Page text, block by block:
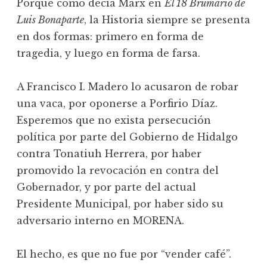
Porque como decía Marx enEl 18 Brumario de
Luis Bonaparte, la Historia siempre se presenta
en dos formas: primero en forma de
tragedia, y luego en forma de farsa.
A Francisco I. Madero lo acusaron de robar
una vaca, por oponerse a Porfirio Díaz.
Esperemos que no exista persecución
política por parte del Gobierno de Hidalgo
contra Tonatiuh Herrera, por haber
promovido la revocación en contra del
Gobernador, y por parte del actual
Presidente Municipal, por haber sido su
adversario interno en MORENA.
El hecho, es que no fue por “vender café”.